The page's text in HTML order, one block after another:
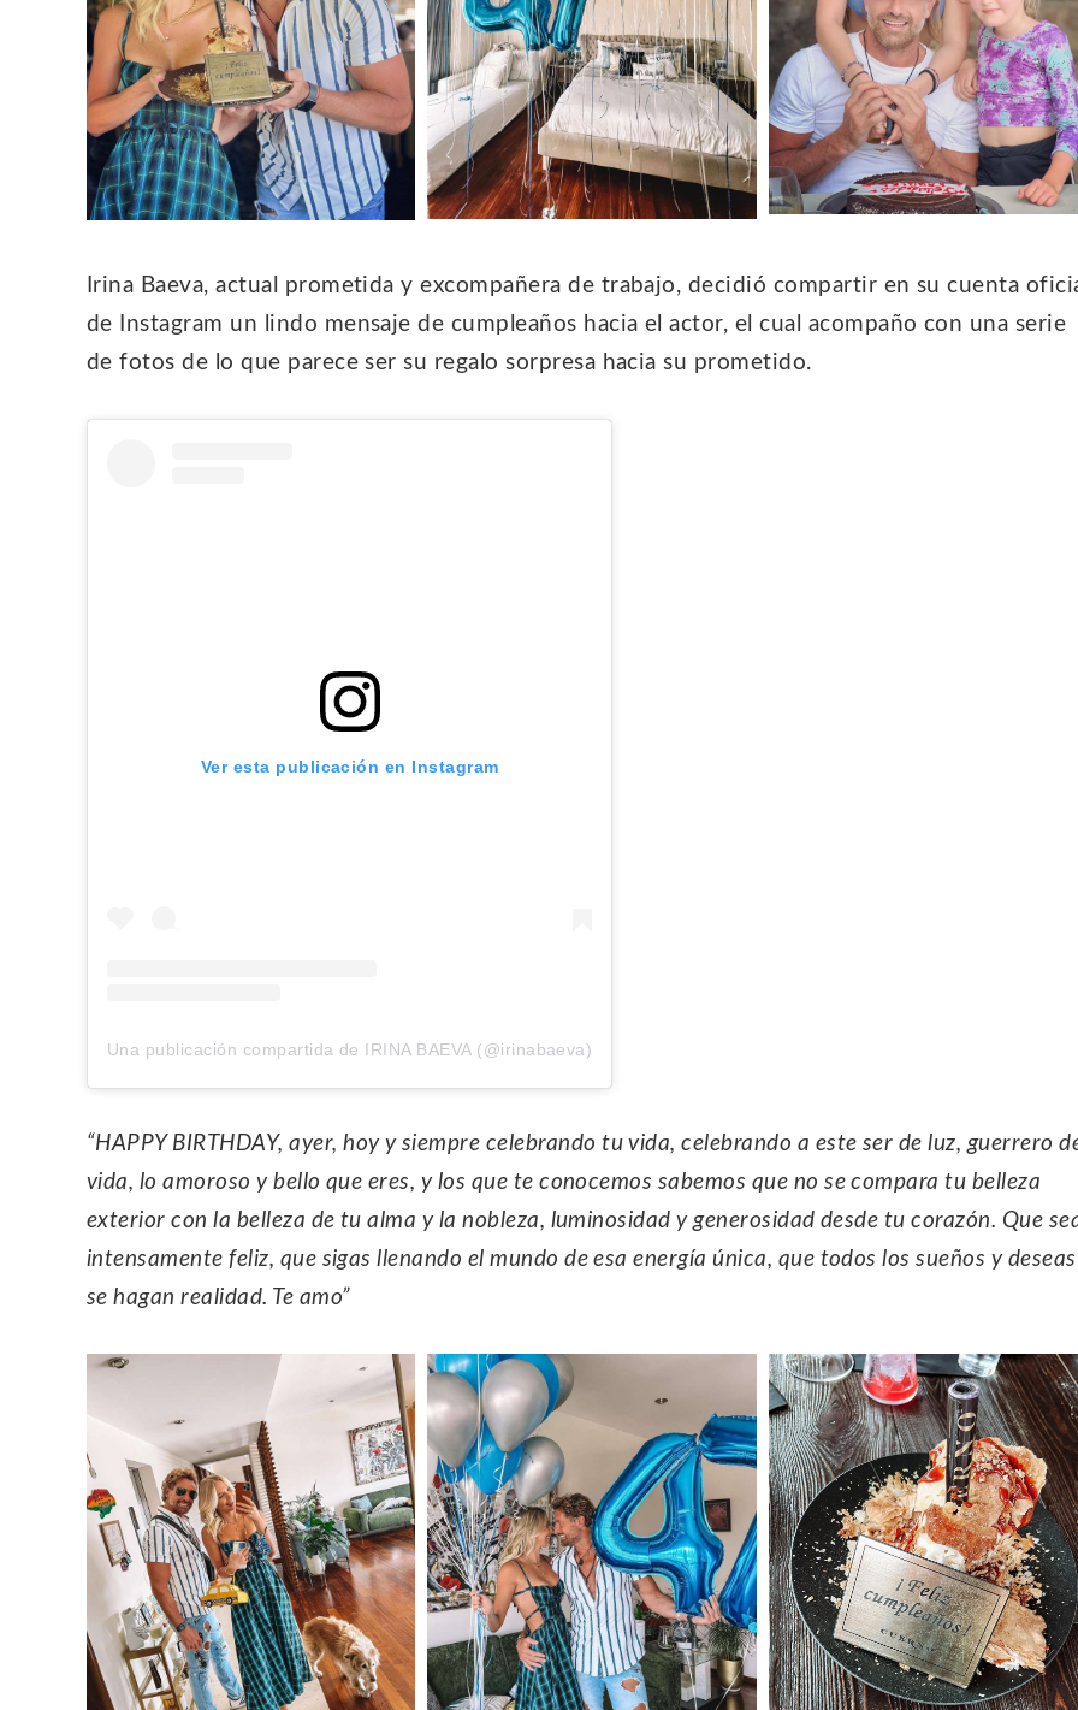
Irina Baeva, actual prometida y excompañera de trabajo, decidió compartir en su cuenta
de Instagram un lindo mensaje de cumpleaños hacia el actor, el cual acompaño con una serie
de fotos de lo que parece ser su regalo sorpresa hacia su prometido.
Ver esta publicación en Instagram
Una publicación compartida de IRINA BAEVA (@irinabaeva)
“HAPPY BIRTHDAY, ayer, hoy y siempre celebrando tu vida, celebrando a este ser de luz, guerrero
vida, lo amoroso y bello que eres, y los que te conocemos sabemos que no se compara tu belleza
exterior con la belleza de tu alma y la nobleza, luminosidad y generosidad desde tu corazón. Que
intensamente feliz, que sigas llenando el mundo de esa energía única, que todos los sueños y deseas
se hagan realidad. Te amo”